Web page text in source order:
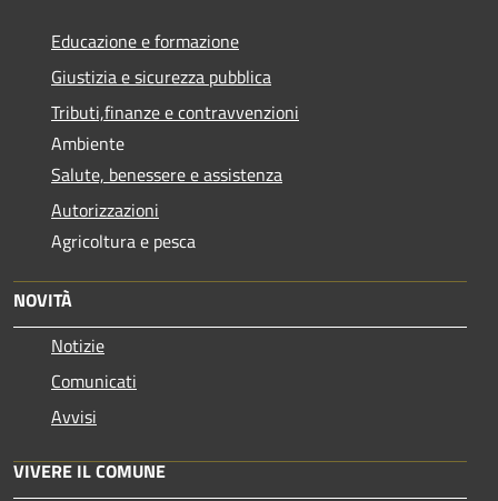
Educazione e formazione
Giustizia e sicurezza pubblica
Tributi,finanze e contravvenzioni
Ambiente
Salute, benessere e assistenza
Autorizzazioni
Agricoltura e pesca
NOVITÀ
Notizie
Comunicati
Avvisi
VIVERE IL COMUNE